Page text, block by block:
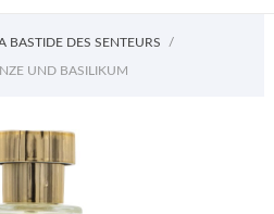
BASTIDE DES SENTEURS
UND BASILIKUM